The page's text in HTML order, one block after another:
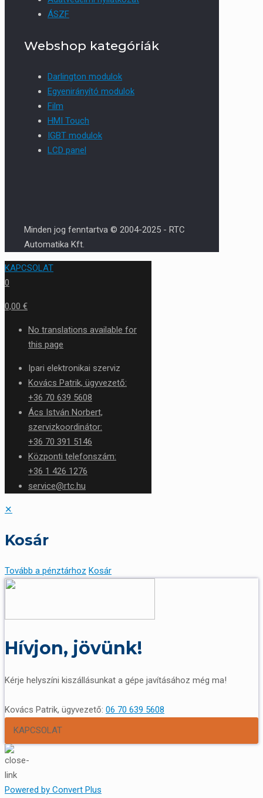
ÁSZF
Webshop kategóriák
Darlington modulok
Egyenirányító modulok
Film
HMI Touch
IGBT modulok
LCD panel
Minden jog fenntartva © 2004-2025 - RTC
Automatika Kft.
KAPCSOLAT
0
0,00 €
No translations available for
this page
Ipari elektronikai szerviz
Kovács Patrik, ügyvezető:
+36 70 639 5608
Ács István Norbert,
szervizkoordinátor:
+36 70 391 5146
Központi telefonszám:
+36 1 426 1276
service@rtc.hu
✕
Kosár
Tovább a pénztárhoz Kosár
Hívjon, jövünk!
Kérje helyszíni kiszállásunkat a gépe javításához még ma!
Kovács Patrik, ügyvezető: 06 70 639 5608
KAPCSOLAT
Powered by Convert Plus